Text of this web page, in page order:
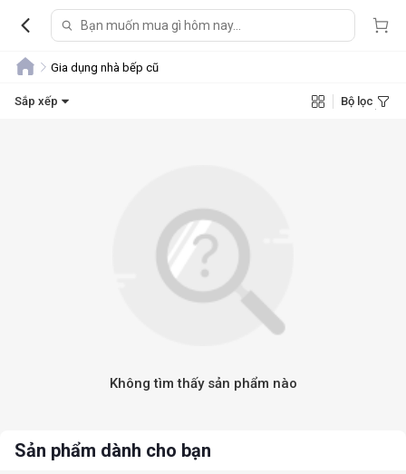
Gia dụng nhà bếp cũ
Sắp xếp Bộ lọc
Không tìm thấy sản phẩm nào
Sản phẩm dành cho bạn